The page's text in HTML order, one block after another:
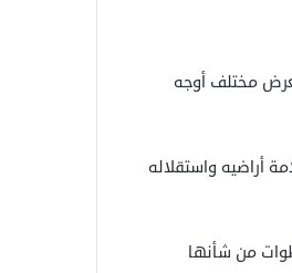
مختلف أوجه
أراضيه واستقلاله
من شأنها